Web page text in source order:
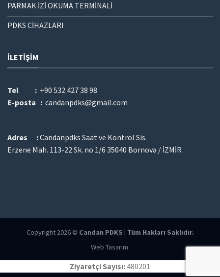
PARMAK İZİ OKUMA TERMİNALİ
PDKS CİHAZLARI
İLETIŞIM
Tel : +90 532 427 38 98
E-posta : candanpdks@gmail.com
Adres :Candanpdks Saat ve Kontrol Sis.
Erzene Mah. 113-22 Sk. no 1/6 35040 Bornova / İZMİR
Copyright 2026 © Candan PDKS | Tüm Hakları Saklıdır.
Web Tasarım
Ziyaretçi Sayısı: 480201